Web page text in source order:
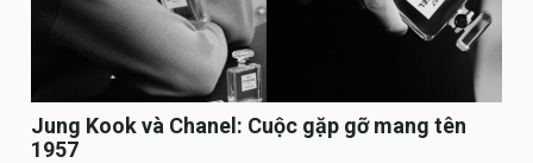
Jung Kook và Chanel: Cuộc gặp gỡ mang tên
1957